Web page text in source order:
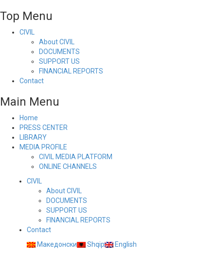
Top Menu
CIVIL
About CIVIL
DOCUMENTS
SUPPORT US
FINANCIAL REPORTS
Contact
Main Menu
Home
PRESS CENTER
LIBRARY
MEDIA PROFILE
CIVIL MEDIA PLATFORM
ONLINE CHANNELS
CIVIL
About CIVIL
DOCUMENTS
SUPPORT US
FINANCIAL REPORTS
Contact
Македонски
Shqip English